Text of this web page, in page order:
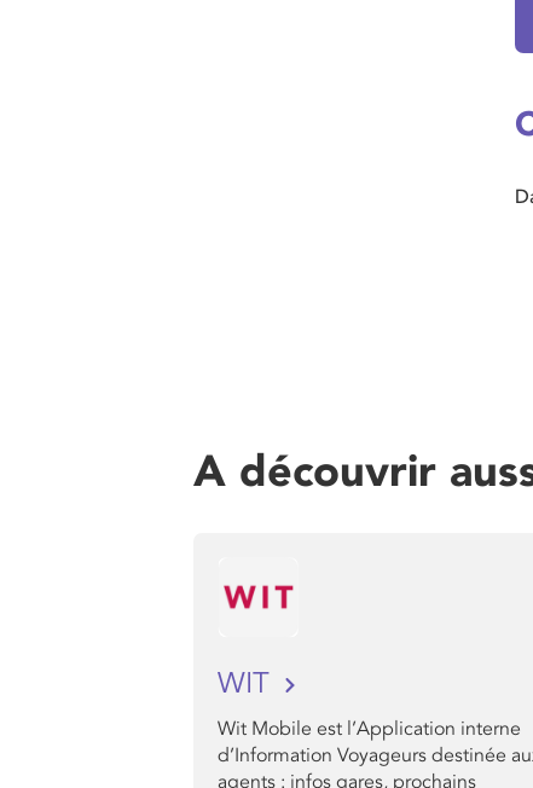
A découvrir
WIT
Wit Mobile est l’Application interne
d’Information Voyageurs destinée
agents : infos gares, prochains